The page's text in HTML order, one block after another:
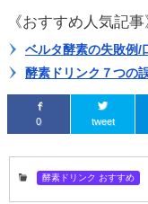
《おすすめ人気記事
ベルタ酵素の失敗例/
酵素ドリンク７つの
0 tweet
酵素ドリンク おすすめ